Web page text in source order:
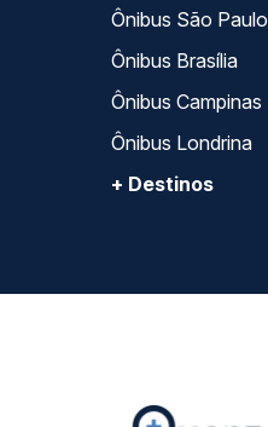
Ônibus São Paulo
Ônibus Brasília
Ônibus Campinas
Ônibus Londrina
+ Destinos